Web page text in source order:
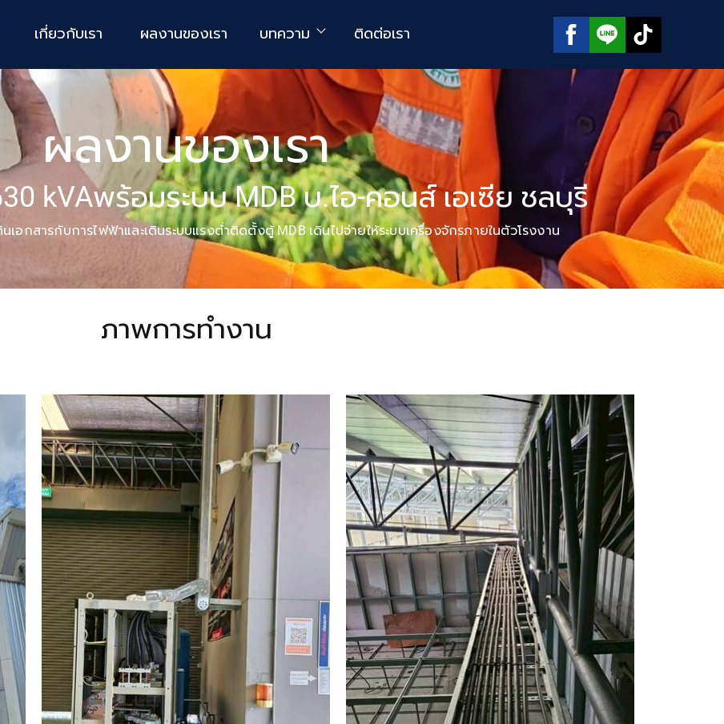
เกี่ยวกับเรา ผลงานของเรา บทความ ติดต่อเรา
ผลงานของเรา
kVAพร้อมระบบ MDB บ.ไอ-คอนส์ เอเซีย ชลบุรี
อกสารกับการไฟฟ้าและเดินระบบแรงต่ำติดตั้งตู้ MDB เดินไปจ่ายให้ระบบเครื่องจักรภายในตัวโรงงาน
ภาพการทำงาน